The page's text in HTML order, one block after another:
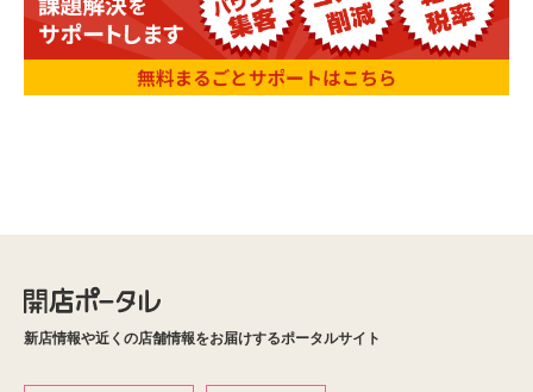
新店情報や近くの店舗情報をお届けするポータルサイト